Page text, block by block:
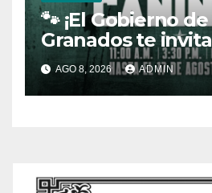
🐾 ¡El Gobierno
Granados te
espectáculo de
Caninos!
AGO 8, 2026 ADMIN